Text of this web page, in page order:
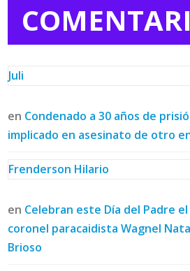
Juli
en Condenado a 30 años de
implicado en asesinato de otro en
Frenderson Hilario
en Celebran este Día del Padre
coronel paracaidista Wagnel
Brioso